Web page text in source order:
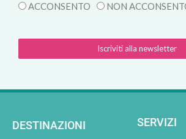
ACCONSENTO NON
Iscriviti alla newsletter
DESTINAZIONI SERVIZI